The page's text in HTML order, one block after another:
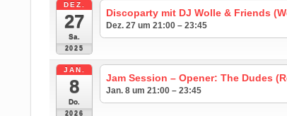
DEZ.
27
Sa.
2025
Discoparty mit DJ Wolle & Friends
Dez. 27 um 21:00 – 23:45
JAN.
8
Do.
2026
Jam Session – Opener: The Dudes
Jan. 8 um 21:00 – 23:45